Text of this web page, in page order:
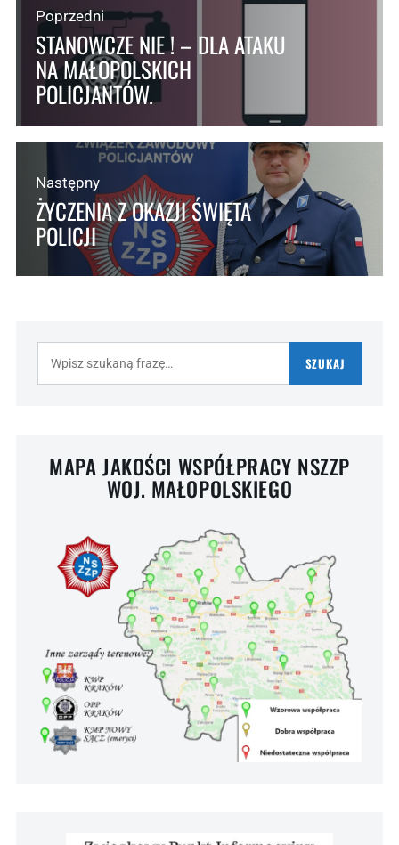
Poprzedni
STANOWCZE NIE ! – DLA ATAKU
NA MAŁOPOLSKICH
POLICJANTÓW.
Następny
ŻYCZENIA Z OKAZJI ŚWIĘTA
POLICJI
SZUKAJ
MAPA JAKOŚCI WSPÓŁPRACY NSZZP
WOJ. MAŁOPOLSKIEGO